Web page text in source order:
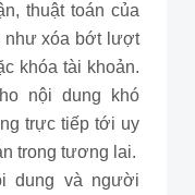
thuật toán của
như xóa bớt lượt
khóa tài khoản.
nội dung khó
trực tiếp tới uy
trong tương lai.
dung và người